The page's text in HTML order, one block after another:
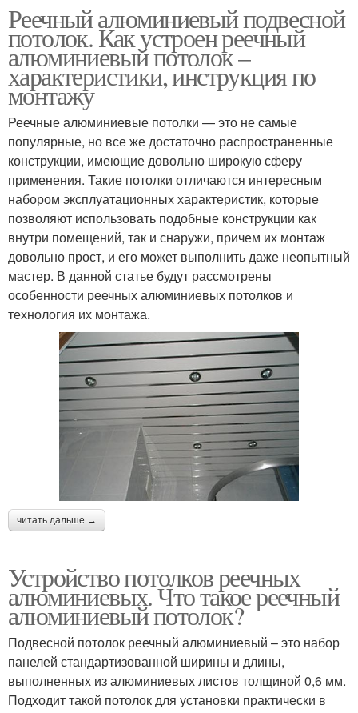
Реечный алюминиевый подвесной
потолок. Как устроен реечный
алюминиевый потолок –
характеристики, инструкция по
монтажу
Реечные алюминиевые потолки — это не самые
популярные, но все же достаточно распространенные
конструкции, имеющие довольно широкую сферу
применения. Такие потолки отличаются интересным
набором эксплуатационных характеристик, которые
позволяют использовать подобные конструкции как
внутри помещений, так и снаружи, причем их монтаж
довольно прост, и его может выполнить даже неопытный
мастер. В данной статье будут рассмотрены
особенности реечных алюминиевых потолков и
технология их монтажа.
читать дальше →
Устройство потолков реечных
алюминиевых. Что такое реечный
алюминиевый потолок?
Подвесной потолок реечный алюминиевый – это набор
панелей стандартизованной ширины и длины,
выполненных из алюминиевых листов толщиной 0,6 мм.
Подходит такой потолок для установки практически в